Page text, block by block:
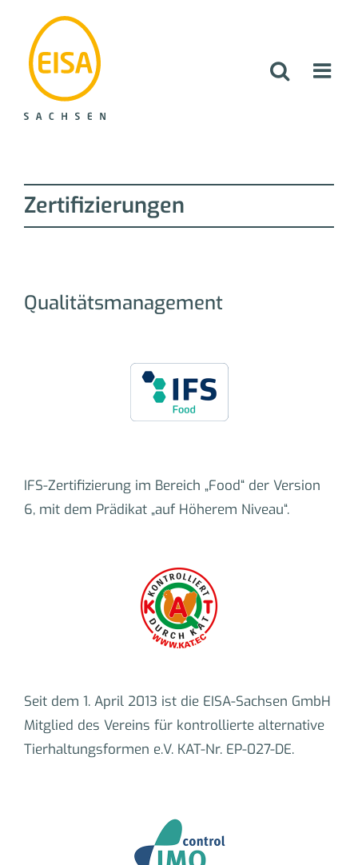
springen
Zertifizierungen
Qualitätsmanagement
IFS-Zertifizierung im Bereich „Food“ der Version
6, mit dem Prädikat „auf Höherem Niveau“.
Seit dem 1. April 2013 ist die EISA-Sachsen GmbH
Mitglied des Vereins für kontrollierte alternative
Tierhaltungsformen e.V. KAT-Nr. EP-027-DE.